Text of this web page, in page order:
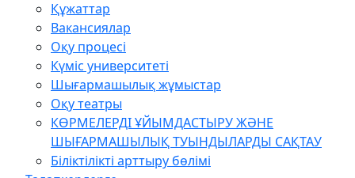
Құжаттар
Вакансиялар
Оқу процесі
Күміс университеті
Шығармашылық жұмыстар
Оқу театры
КӨРМЕЛЕРДІ ҰЙЫМДАСТЫРУ ЖӘНЕ
ШЫҒАРМАШЫЛЫҚ ТУЫНДЫЛАРДЫ САҚТАУ
Біліктілікті арттыру бөлімі